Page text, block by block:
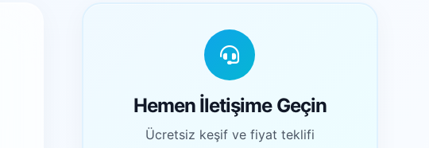
Hemen İletişime Geçin
Ücretsiz keşif ve fiyat teklifi